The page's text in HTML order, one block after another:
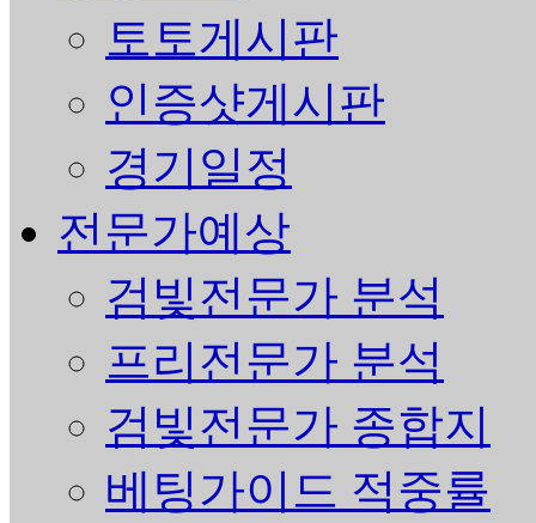
토토게시판
인증샷게시판
경기일정
전문가예상
검빛전문가 분석
프리전문가 분석
검빛전문가 종합지
베팅가이드 적중률